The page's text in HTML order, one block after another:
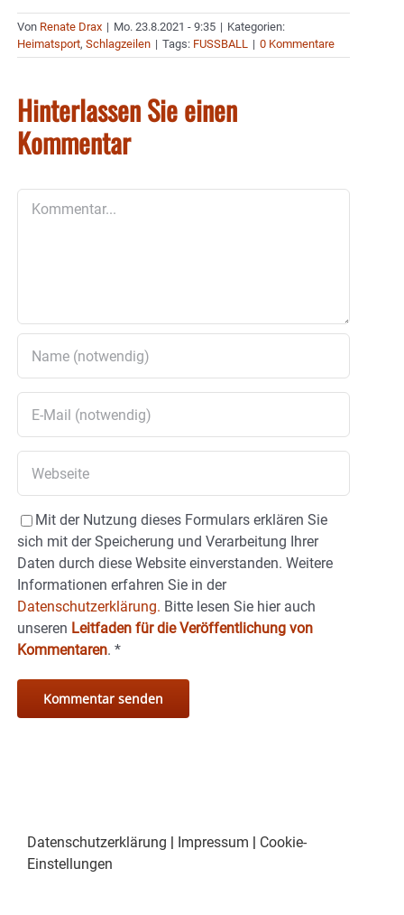
Von Renate Drax | Mo. 23.8.2021 - 9:35 | Kategorien:
Heimatsport, Schlagzeilen | Tags: FUSSBALL | 0 Kommentare
Hinterlassen Sie einen
Kommentar
Mit der Nutzung dieses Formulars erklären Sie
sich mit der Speicherung und Verarbeitung Ihrer
Daten durch diese Website einverstanden. Weitere
Informationen erfahren Sie in der
Datenschutzerklärung. Bitte lesen Sie hier auch
unseren Leitfaden für die Veröffentlichung von
Kommentaren. *
Datenschutzerklärung Impressum
Cookie-
Einstellungen